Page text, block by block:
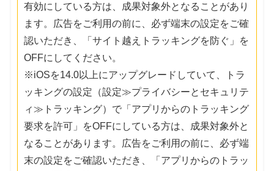
有効にしている方は、成果対象外となることがあり
ます。広告をご利用の前に、必ず端末の設定をご確
認いただき、「サイト越えトラッキングを防ぐ」を
OFFにしてください。
※iOSを14.0以上にアップグレードしていて、トラ
ッキングの設定（設定≫プライバシーとセキュリテ
ィ≫トラッキング）で「アプリからのトラッキング
要求を許可」をOFFにしている方は、成果対象外と
なることがあります。広告をご利用の前に、必ず端
末の設定をご確認いただき、「アプリからのトラッ